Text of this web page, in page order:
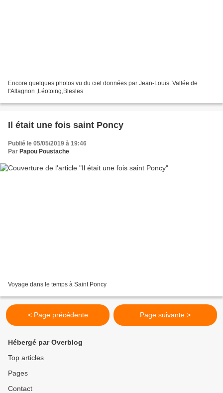
Encore quelques photos vu du ciel données par Jean-Louis. Vallée de
l'Allagnon ,Léotoing,Blesles
Il était une fois saint Poncy
Publié le 05/05/2019 à 19:46
Par Papou Poustache
Voyage dans le temps à Saint Poncy
< Page précédente Page suivante >
Hébergé par Overblog
Top articles
Pages
Contact